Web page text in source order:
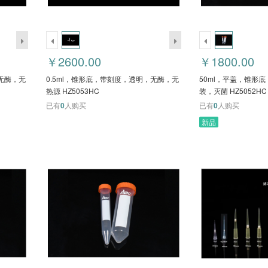
酶，无
￥2600.00
0.5ml，锥形底，带刻度，透明，无酶，无
热源 HZ5053HC
已有0人购买
￥1800.00
50ml，平盖，锥形
装，灭菌 HZ5052HC
已有0人购买
新品